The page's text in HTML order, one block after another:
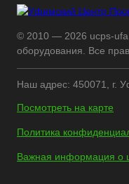
© 2010 — 2026 ucps-
оборудования. Все
Наш адрес: 450071, г.
Посмотреть на карте
Политика
Важная информация о